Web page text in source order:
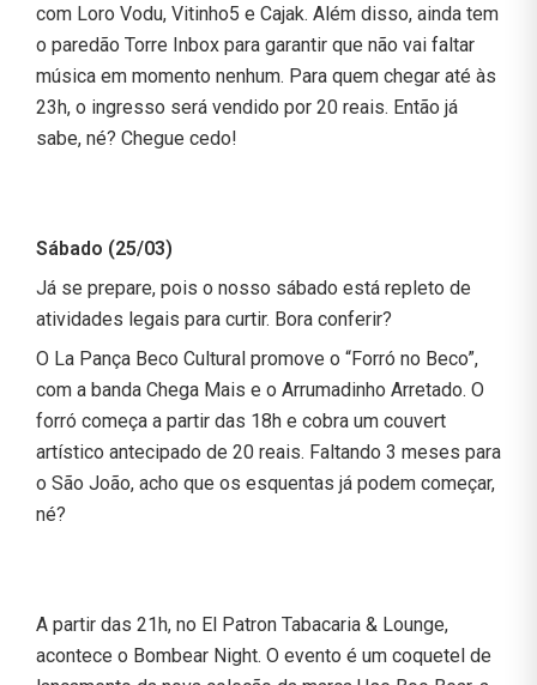
com Loro Vodu, Vitinho5 e Cajak. Além disso, ainda tem
o paredão Torre Inbox para garantir que não vai faltar
música em momento nenhum. Para quem chegar até às
23h, o ingresso será vendido por 20 reais. Então já
sabe, né? Chegue cedo!
Sábado (25/03)
Já se prepare, pois o nosso sábado está repleto de
atividades legais para curtir. Bora conferir?
O La Pança Beco Cultural promove o “Forró no Beco”,
com a banda Chega Mais e o Arrumadinho Arretado. O
forró começa a partir das 18h e cobra um couvert
artístico antecipado de 20 reais. Faltando 3 meses para
o São João, acho que os esquentas já podem começar,
né?
A partir das 21h, no El Patron Tabacaria & Lounge,
acontece o Bombear Night. O evento é um coquetel de